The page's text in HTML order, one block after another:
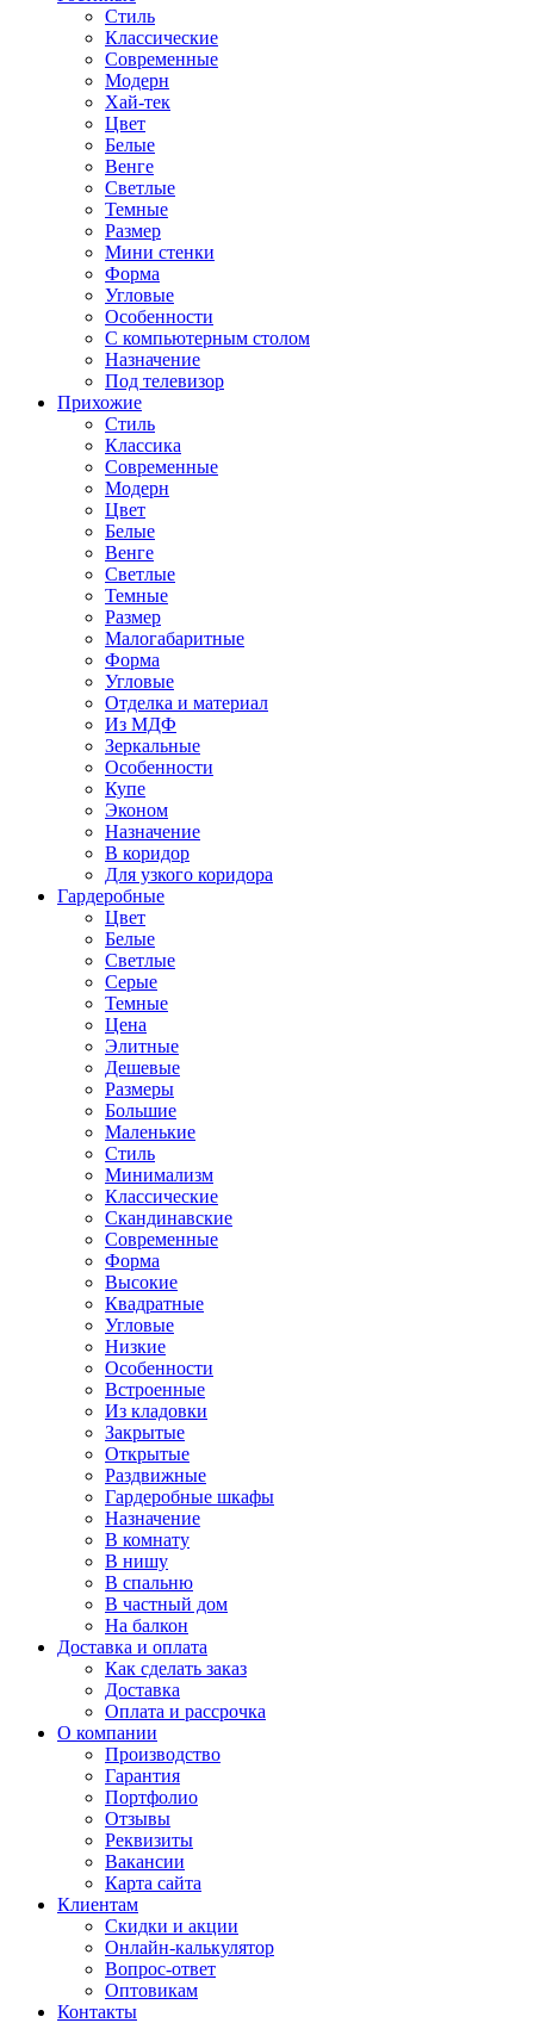
Стиль
Классические
Современные
Модерн
Хай-тек
Цвет
Белые
Венге
Светлые
Темные
Размер
Мини стенки
Форма
Угловые
Особенности
С компьютерным столом
Назначение
Под телевизор
Прихожие
Стиль
Классика
Современные
Модерн
Цвет
Белые
Венге
Светлые
Темные
Размер
Малогабаритные
Форма
Угловые
Отделка и материал
Из МДФ
Зеркальные
Особенности
Купе
Эконом
Назначение
В коридор
Для узкого коридора
Гардеробные
Цвет
Белые
Светлые
Серые
Темные
Цена
Элитные
Дешевые
Размеры
Большие
Маленькие
Стиль
Минимализм
Классические
Скандинавские
Современные
Форма
Высокие
Квадратные
Угловые
Низкие
Особенности
Встроенные
Из кладовки
Закрытые
Открытые
Раздвижные
Гардеробные шкафы
Назначение
В комнату
В нишу
В спальню
В частный дом
На балкон
Доставка и оплата
Как сделать заказ
Доставка
Оплата и рассрочка
О компании
Производство
Гарантия
Портфолио
Отзывы
Реквизиты
Вакансии
Карта сайта
Клиентам
Скидки и акции
Онлайн-калькулятор
Вопрос-ответ
Оптовикам
Контакты